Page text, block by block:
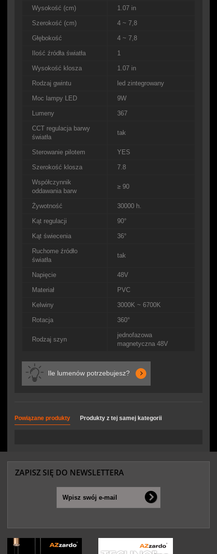
Wysokość (cm) 1.07 in
Szerokość (cm) 4 ~ 7,8
Głębokość 4 ~ 7,8
Ilość źródła światła 1
Wysokość klosza 1.07 in
Rodzaj gwintu led zintegrowany
Moc lampy LED 9W
Lumeny 367
CCT regulacja barwy
światła
tak
Sterowanie pilotem YES
Szerokość klosza 7.8
Współczynnik
oddawania barw
≥ 90
Żywotność 30000 h.
Kąt regulacji 90°
Kąt świecenia 36°
Ruchome źródło
światła
tak
Napięcie 48V
Materiał PVC
Kelwiny 3000K ~ 6700K
Rotacja 360°
Rodzaj szyn
jednofazowa
magnetyczna 48V
Ile lumenów potrzebujesz?
Powiązane produkty Produkty z tej samej kategorii
ZAPISZ SIĘ DO NEWSLETTERA